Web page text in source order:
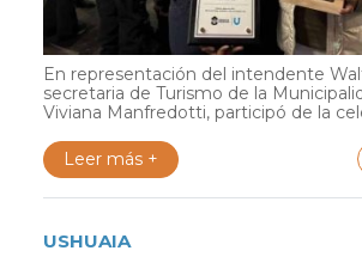
En representación del intendente
secretaria de Turismo de la
Viviana Manfredotti, participó de la
Leer más +
USHUAIA